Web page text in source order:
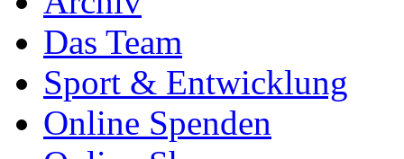
buntkicktgut